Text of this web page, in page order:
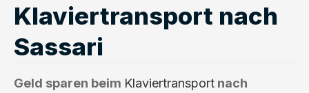
Klaviertransport nach
Sassari
Geld sparen beim Klaviertransport nach